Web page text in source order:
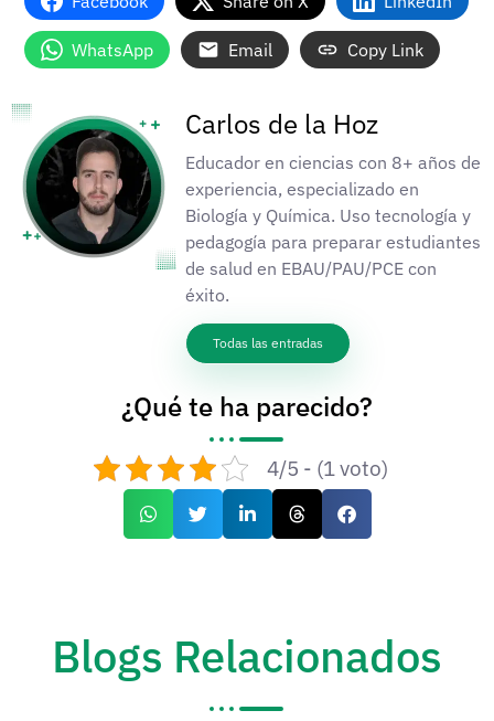
WhatsApp Email Copy Link
Carlos de la Hoz
Educador en ciencias con 8+ años de
experiencia, especializado en
Biología y Química. Uso tecnología y
pedagogía para preparar estudiantes
de salud en EBAU/PAU/PCE con
éxito.
Todas las entradas
¿Qué te ha parecido?
4/5 - (1 voto)
Blogs Relacionados